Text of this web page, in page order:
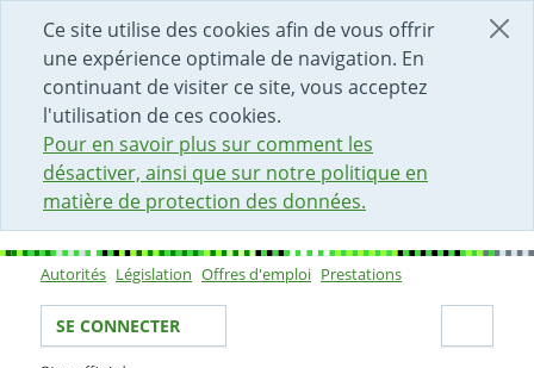
Ce site utilise des cookies afin de vous offrir
une expérience optimale de navigation. En
continuant de visiter ce site, vous acceptez
l'utilisation de ces cookies.
Pour en savoir plus sur comment les
désactiver, ainsi que sur notre politique en
matière de protection des données.
DÉBUT DU CONTENU DE LA PAGE
ACCÈS AU CHAMP DE RECHERCHE
PAGE D'ACCUEIL
FORMULAIRE DE CONTACT
Sous-navigation
Autorités Législation Offres d'emploi Prestations
Votre identité
SE CONNECTER